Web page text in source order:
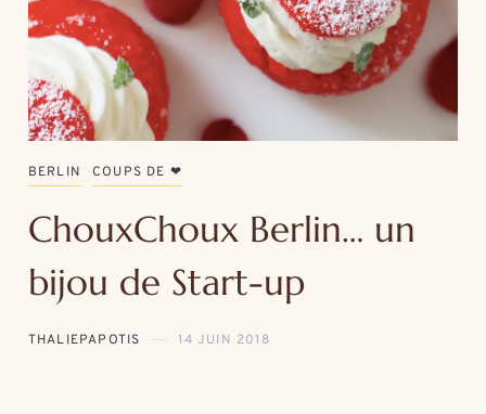
BERLIN COUPS DE ❤
ChouxChoux Berlin… un
bijou de Start-up
THALIEPAPOTIS 14 JUIN 2018